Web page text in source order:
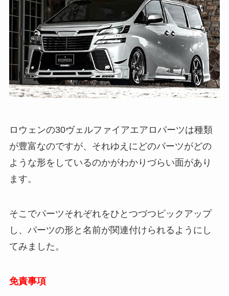
ロウェンの30ヴェルファイアエアロパーツは種類
が豊富なのですが、それゆえにどのパーツがどの
ような形をしているのかがわかりづらい面があり
ます。
そこでパーツそれぞれをひとつづつピックアップ
し、パーツの形と名前が関連付けられるようにし
てみました。
免責事項